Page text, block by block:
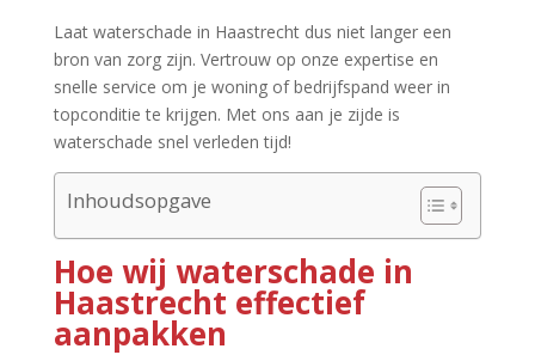
Laat waterschade in Haastrecht dus niet langer een
bron van zorg zijn.​ Vertrouw op onze expertise en
snelle service om je woning of bedrijfspand weer in
topconditie te krijgen.​ Met ons aan je zijde is
waterschade snel verleden tijd!
Inhoudsopgave
Hoe wij waterschade in
Haastrecht effectief
aanpakken